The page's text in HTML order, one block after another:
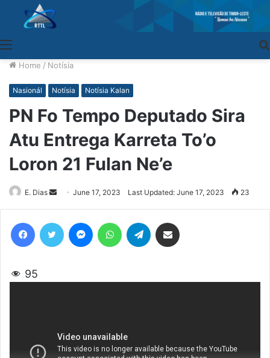
Home / Notísia
Nasionál Notísia Notísia Kalan
PN Fo Tempo Deputado Sira
Atu Entrega Karreta To’o
Loron 21 Fulan Ne’e
E. Dias
Send
an
June 17, 2023 Last Updated: June 17, 2023 23
95